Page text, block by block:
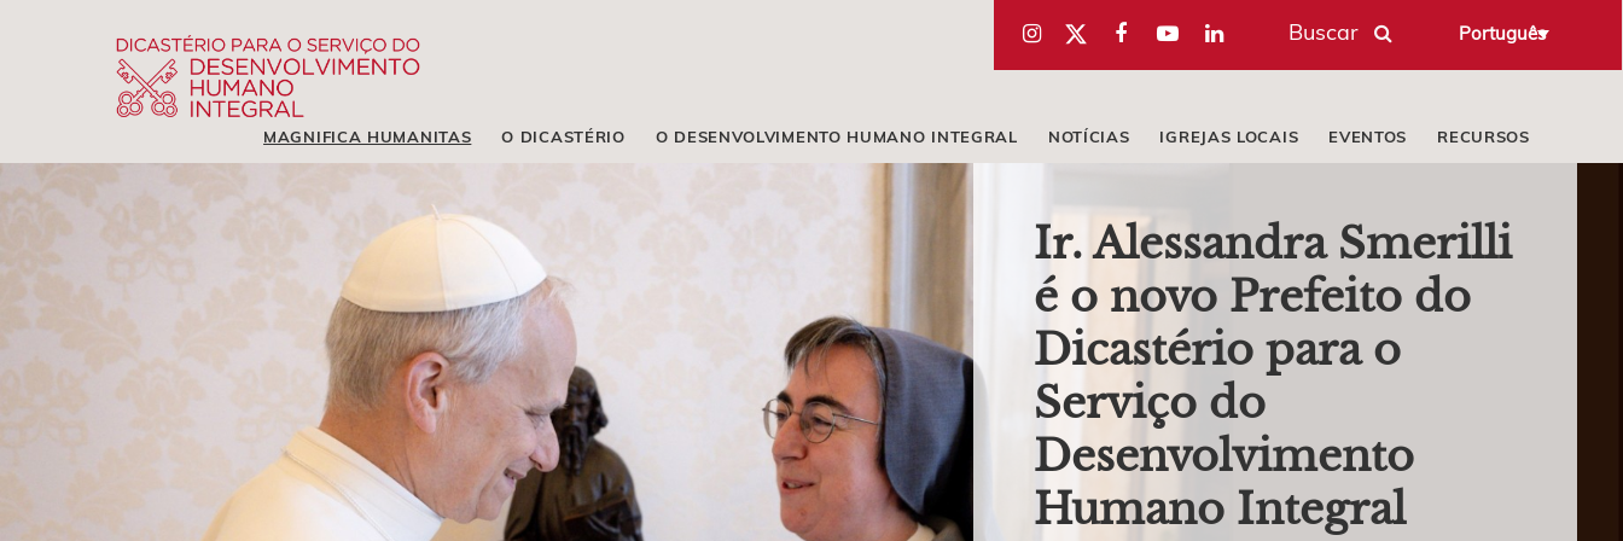
Buscar Português
MAGNIFICA HUMANITAS O DICASTÉRIO O DESENVOLVIMENTO HUMANO INTEGRAL NOTÍCIAS IGREJAS LOCAIS EVENTOS RECURSOS
Ir. Alessandra Smerilli
é o novo Prefeito do
Dicastério para o
Serviço do
Desenvolvimento
Humano Integral